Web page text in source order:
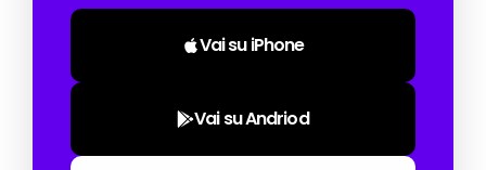
Vai su iPhone
Vai su Andriod